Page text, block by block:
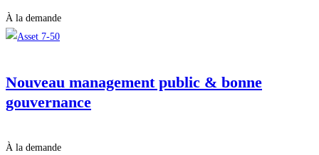
À la demande
Nouveau management public & bonne
gouvernance
À la demande